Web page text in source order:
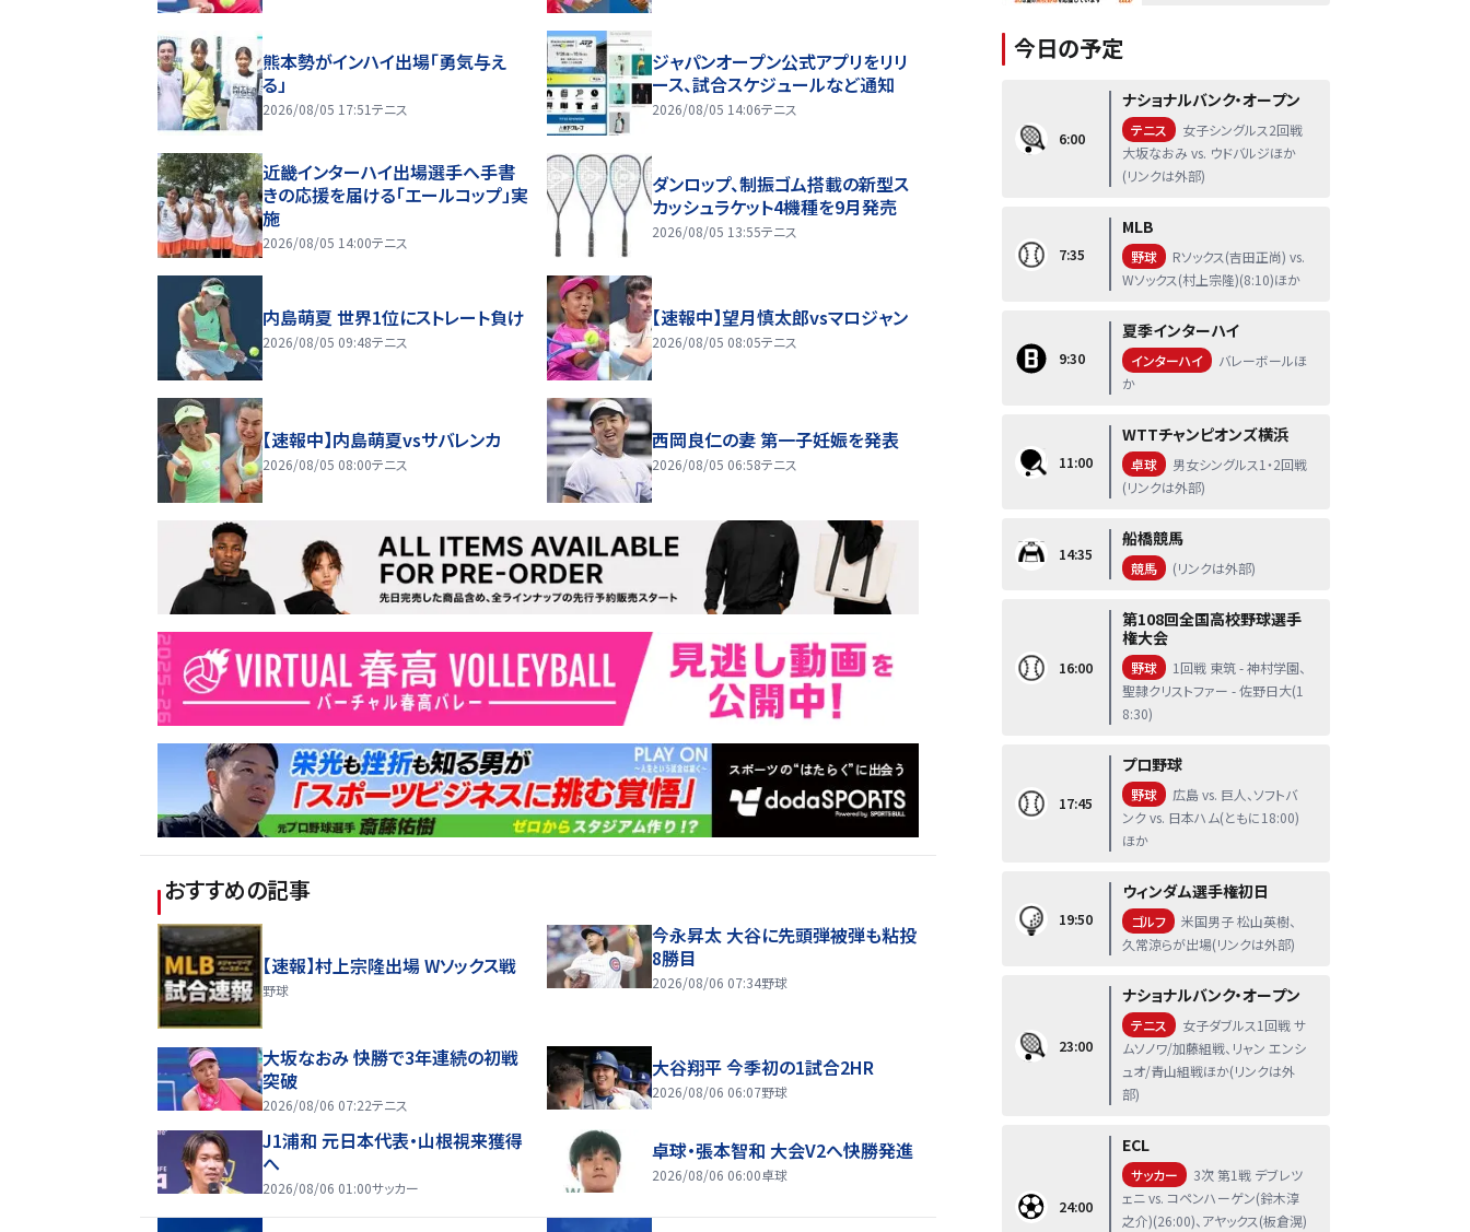
熊本勢がインハイ出場「勇気与え
る」
2026/08/05 17:51テニス
ジャパンオープン公式アプリをリリ
ース、試合スケジュールなど通知
2026/08/05 14:06テニス
近畿インターハイ出場選手へ手書
きの応援を届ける「エールコップ」実
施
2026/08/05 14:00テニス
ダンロップ、制振ゴム搭載の新型ス
カッシュラケット4機種を9月発売
2026/08/05 13:55テニス
内島萌夏 世界1位にストレート負け
2026/08/05 09:48テニス
【速報中】望月慎太郎vsマロジャン
2026/08/05 08:05テニス
【速報中】内島萌夏vsサバレンカ
2026/08/05 08:00テニス
西岡良仁の妻 第一子妊娠を発表
2026/08/05 06:58テニス
おすすめの記事
【速報】村上宗隆出場 Wソックス戦
野球
今永昇太 大谷に先頭弾被弾も粘投
8勝目
2026/08/06 07:34野球
大坂なおみ 快勝で3年連続の初戦
突破
2026/08/06 07:22テニス
大谷翔平 今季初の1試合2HR
2026/08/06 06:07野球
J1浦和 元日本代表・山根視来獲得
へ
2026/08/06 01:00サッカー
卓球・張本智和 大会V2へ快勝発進
2026/08/06 06:00卓球
今日の予定
6:00
ナショナルバンク・オープン
テニス
女子シングルス2回戦
大坂なおみ vs. ウドバルジほか
(リンクは外部)
7:35
MLB
野球
Rソックス(吉田正尚) vs.
Wソックス(村上宗隆)(8:10)ほか
9:30
夏季インターハイ
インターハイ
バレーボールほ
か
11:00
WTTチャンピオンズ横浜
卓球
男女シングルス1・2回戦
(リンクは外部)
14:35
船橋競馬
競馬 (リンクは外部)
16:00
第108回全国高校野球選手
権大会
野球
1回戦 東筑 - 神村学園、
聖隷クリストファー - 佐野日大(1
8:30)
17:45
プロ野球
野球
広島 vs. 巨人、ソフトバ
ンク vs. 日本ハム(ともに18:00)
ほか
19:50
ウィンダム選手権初日
ゴルフ
米国男子 松山英樹、
久常涼らが出場(リンクは外部)
23:00
ナショナルバンク・オープン
テニス
女子ダブルス1回戦 サ
ムソノワ/加藤組戦、リャン エンシ
ュオ/青山組戦ほか(リンクは外
部)
24:00
ECL
サッカー
3次 第1戦 デブレツ
ェニ vs. コペンハーゲン(鈴木淳
之介)(26:00)、アヤックス(板倉滉)